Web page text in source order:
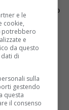
Das (Pietro
della morte
nascosti e
il cuore di
fatto di
avviene la
e le
cookie,
potrebbero
e
da questo
di
sulla
gestendo
questa
il consenso